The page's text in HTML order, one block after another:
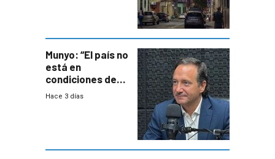
Munyo: “El país no
está en
condiciones de
enfrentar una
Hace 3 días